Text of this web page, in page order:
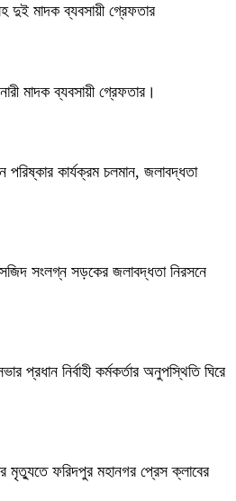
দুই মাদক ব্যবসায়ী গ্রেফতার
মাদক ব্যবসায়ী গ্রেফতার।
পরিষ্কার কার্যক্রম চলমান, জলাবদ্ধতা
সংলগ্ন সড়কের জলাবদ্ধতা নিরসনে
প্রধান নির্বাহী কর্মকর্তার অনুপস্থিতি ঘিরে
মৃত্যুতে ফরিদপুর মহানগর প্রেস ক্লাবের